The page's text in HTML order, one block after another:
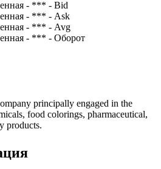
- *** - Bid
- *** - Ask
- *** - Avg
- *** - Оборот
principally engaged in the
food colorings, pharmaceutical,
products.